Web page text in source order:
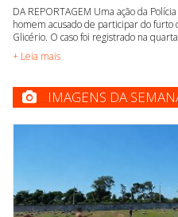
DA REPORTAGEM Uma ação da
homem acusado de participar do
Glicério. O caso foi registrado na
+ Leia mais
IMAGENS DA